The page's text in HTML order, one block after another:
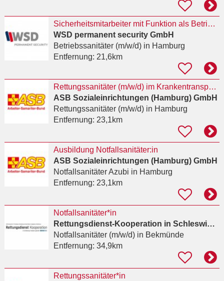
Sicherheitsmitarbeiter mit Funktion als Betriebssanitäter (m/w/d)
WSD permanent security GmbH
Betriebssanitäter (m/w/d)in Hamburg
Entfernung: 21,6km
Rettungssanitäter (m/w/d) im Krankentransport (w/m/d)
ASB Sozialeinrichtungen (Hamburg) GmbH
Rettungssanitäter (m/w/d)in Hamburg
Entfernung: 23,1km
Ausbildung Notfallsanitäter:in
ASB Sozialeinrichtungen (Hamburg) GmbH
Notfallsanitäter Azubi in Hamburg
Entfernung: 23,1km
Notfallsanitäter*in
Rettungsdienst-Kooperation in Schleswig-Holstein (RKISH) gGmbH
Notfallsanitäter (m/w/d)in Bekmünde
Entfernung: 34,9km
Rettungssanitäter*in